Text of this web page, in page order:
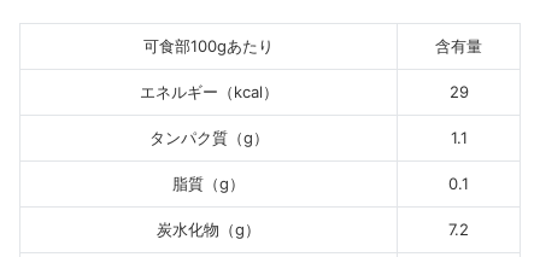
可食部100gあたり 含有量
エネルギー（kcal） 29
タンパク質（g） 1.1
脂質（g） 0.1
炭水化物（g） 7.2